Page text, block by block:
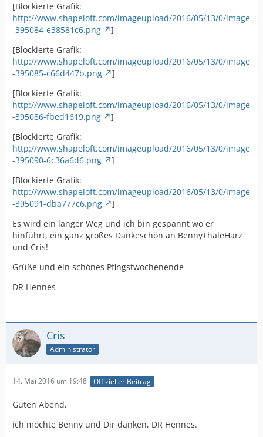
[Blockierte Grafik:
http://www.shapeloft.com/imageupload/2016/05/13/0/image
-395084-e38581c6.png
]
[Blockierte Grafik:
http://www.shapeloft.com/imageupload/2016/05/13/0/image
-395085-c66d447b.png
]
[Blockierte Grafik:
http://www.shapeloft.com/imageupload/2016/05/13/0/image
-395086-fbed1619.png
]
[Blockierte Grafik:
http://www.shapeloft.com/imageupload/2016/05/13/0/image
-395090-6c36a6d6.png
]
[Blockierte Grafik:
http://www.shapeloft.com/imageupload/2016/05/13/0/image
-395091-dba777c6.png
]
Es wird ein langer Weg und ich bin gespannt wo er
hinführt, ein ganz großes Dankeschön an BennyThaleHarz
und Cris!
Grüße und ein schönes Pfingstwochenende
DR Hennes
Cris
Administrator
14. Mai 2016 um 19:48 Offizieller Beitrag
Guten Abend,
ich möchte Benny und Dir danken, DR Hennes.